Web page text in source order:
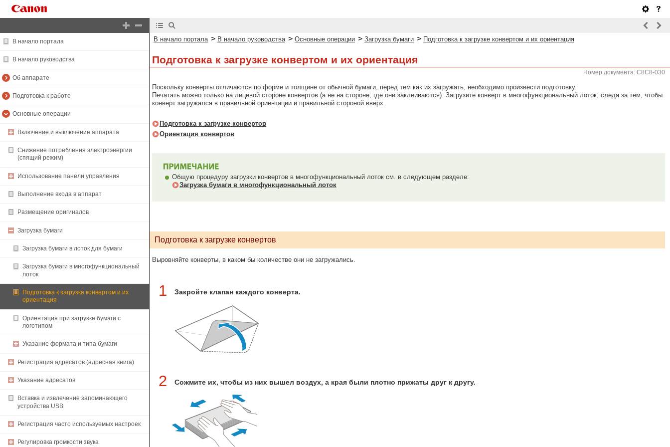
В начало портала
В начало руководства
Об аппарате
Подготовка к работе
Основные операции
Включение и выключение аппарата
Снижение потребления электроэнергии
(спящий режим)
Использование панели управления
Выполнение входа в аппарат
Размещение оригиналов
Загрузка бумаги
Загрузка бумаги в лоток для бумаги
Загрузка бумаги в многофункциональный
лоток
Подготовка к загрузке конвертом и их
ориентация
Ориентация при загрузке бумаги с
логотипом
Указание формата и типа бумаги
Регистрация адресатов (адресная книга)
Указание адресатов
Вставка и извлечение запоминающего
устройства USB
Регистрация часто используемых настроек
Регулировка громкости звука
В начало портала > В начало руководства > Основные операции > Загрузка бумаги > Подготовка к загрузке конвертом и их ориентация
Подготовка к загрузке конвертом и их ориентация
Номер документа: C8C8-030
Поскольку конверты отличаются по форме и толщине от обычной бумаги, перед тем как их загружать, необходимо произвести подготовку.
Печатать можно только на лицевой стороне конвертов (а не на стороне, где они заклеиваются). Загрузите конверт в многофункциональный лоток, следя за тем, чтобы
конверт загружался в правильной ориентации и правильной стороной вверх.
Подготовка к загрузке конвертов
Ориентация конвертов
Общую процедуру загрузки конвертов в многофункциональный лоток см. в следующем разделе:
Загрузка бумаги в многофункциональный лоток
Подготовка к загрузке конвертов
Выровняйте конверты, в каком бы количестве они не загружались.
1 Закройте клапан каждого конверта.
2 Сожмите их, чтобы из них вышел воздух, а края были плотно прижаты друг к другу.